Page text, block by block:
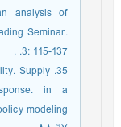
analysis of
Seminar.
3: 115-137. .
Supply
in a